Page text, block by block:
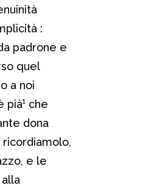
:
padrone e
quel
a noi
pià¹ che
dona
e le